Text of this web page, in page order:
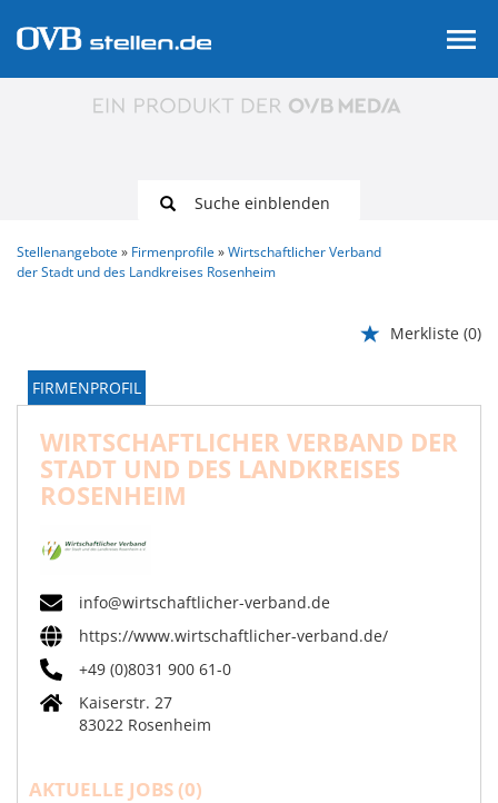
Suche einblenden
Stellenangebote Firmenprofile
Wirtschaftlicher Verband
der Stadt und des Landkreises Rosenheim
Merkliste (0)
FIRMENPROFIL
WIRTSCHAFTLICHER VERBAND DER
STADT UND DES LANDKREISES
ROSENHEIM
info@wirtschaftlicher-verband.de
https://www.wirtschaftlicher-verband.de/
+49 (0)8031 900 61-0
Kaiserstr. 27
83022 Rosenheim
AKTUELLE JOBS (0)